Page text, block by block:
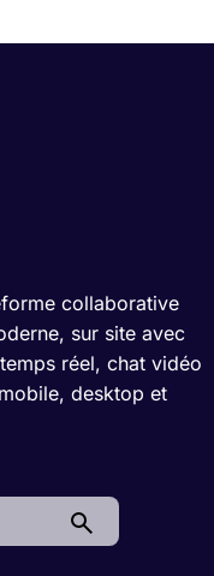
collaborative
sur site avec
réel, chat vidéo
desktop et